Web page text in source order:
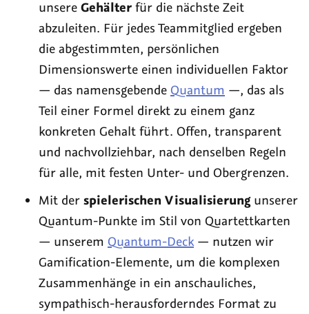
unsere Gehälter für die nächste Zeit
abzuleiten. Für jedes Teammitglied ergeben
die abgestimmten, persönlichen
Dimensionswerte einen individuellen Faktor
— das namensgebende Quantum —, das als
Teil einer Formel direkt zu einem ganz
konkreten Gehalt führt. Offen, transparent
und nachvollziehbar, nach denselben Regeln
für alle, mit festen Unter- und Obergrenzen.
Mit der spielerischen Visualisierungunserer
Quantum-Punkte im Stil von Quartettkarten
— unserem Quantum-Deck— nutzen wir
Gamification-Elemente, um die komplexen
Zusammenhänge in ein anschauliches,
sympathisch-herausforderndes Format zu